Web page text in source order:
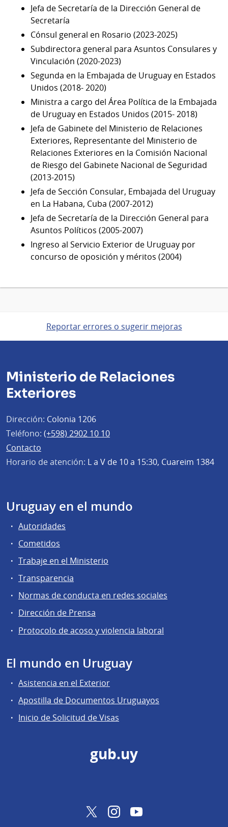
Jefa de Secretaría de la Dirección General de
Secretaría
Cónsul general en Rosario (2023-2025)
Subdirectora general para Asuntos Consulares y
Vinculación (2020-2023)
Segunda en la Embajada de Uruguay en Estados
Unidos (2018- 2020)
Ministra a cargo del Área Política de la Embajada
de Uruguay en Estados Unidos (2015- 2018)
Jefa de Gabinete del Ministerio de Relaciones
Exteriores, Representante del Ministerio de
Relaciones Exteriores en la Comisión Nacional
de Riesgo del Gabinete Nacional de Seguridad
(2013-2015)
Jefa de Sección Consular, Embajada del Uruguay
en La Habana, Cuba (2007-2012)
Jefa de Secretaría de la Dirección General para
Asuntos Políticos (2005-2007)
Ingreso al Servicio Exterior de Uruguay por
concurso de oposición y méritos (2004)
Reportar errores o sugerir mejoras
Ministerio de Relaciones
Exteriores
Dirección: Colonia 1206
Teléfono: (+598) 2902 10 10
Contacto
Horario de atención: L a V de 10 a 15:30, Cuareim 1384
Uruguay en el mundo
Autoridades
Cometidos
Trabaje en el Ministerio
Transparencia
Normas de conducta en redes sociales
Dirección de Prensa
Protocolo de acoso y violencia laboral
El mundo en Uruguay
Asistencia en el Exterior
Apostilla de Documentos Uruguayos
Inicio de Solicitud de Visas
gub.uy
TwitterInstagramYouTube